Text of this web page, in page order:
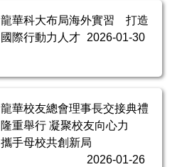
龍華科大布局海外實習 打造
國際行動力人才 2026-01-30
龍華校友總會理事長交接典禮
隆重舉行 凝聚校友向心力
攜手母校共創新局
2026-01-26